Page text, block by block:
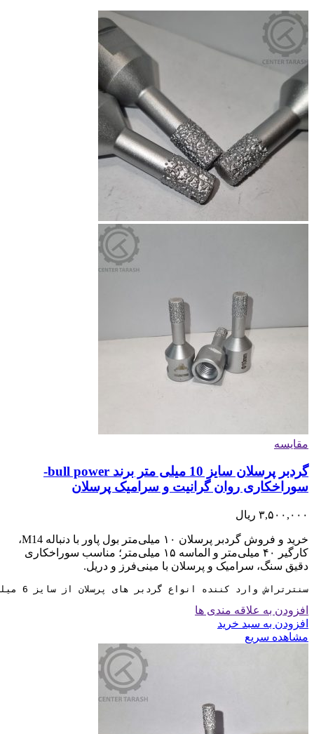
مقایسه
گردبر پرسلان سایز 10 میلی متر برند bull power-
سوراخکاری روان گرانیت و سرامیک پرسلان
۳,۵۰۰,۰۰۰ ریال
خرید و فروش گردبر پرسلان ۱۰ میلی‌متر بول پاور با دنباله M14،
کارگیر ۴۰ میلی‌متر و الماسه ۱۵ میلی‌متر؛ مناسب سوراخکاری
دقیق سنگ، سرامیک و پرسلان با مینی‌فرز و دریل.
سنترتراش وارد کننده انواع گردبر های پرسلان از سایز 6 میلی متر تا سایز 130 میلی متر می باشد
افزودن به علاقه مندی ها
افزودن به سبد خرید
مشاهده سریع